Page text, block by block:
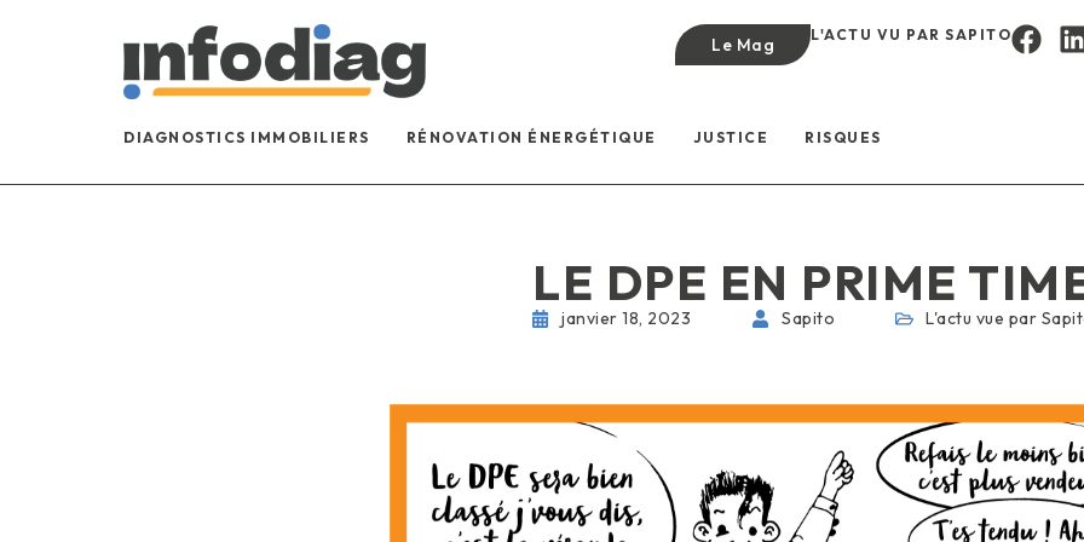
Le Mag L'ACTU VU PAR SAPITO
DIAGNOSTICS IMMOBILIERS RÉNOVATION ÉNERGÉTIQUE JUSTICE RISQUES
LE DPE EN PRIME
janvier 18, 2023 Sapito L'actu vue par